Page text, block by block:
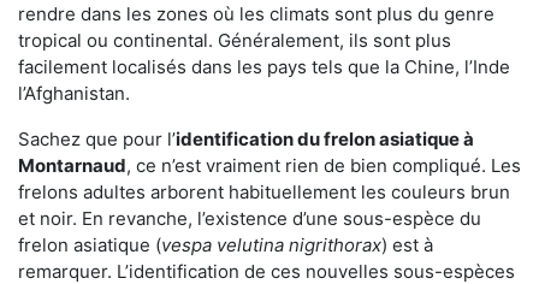
rendre dans les zones où les climats sont plus du genre
tropical ou continental. Généralement, ils sont plus
facilement localisés dans les pays tels que la Chine, l’Inde
l’Afghanistan.
Sachez que pour l’identification du frelon asiatiqueà
Montarnaud, ce n’est vraiment rien de bien compliqué. Les
frelons adultes arborent habituellement les couleurs brun
et noir. En revanche, l’existence d’une sous-espèce du
frelon asiatique (vespa velutina nigrithorax) est à
remarquer. L’identification de ces nouvelles sous-espèces